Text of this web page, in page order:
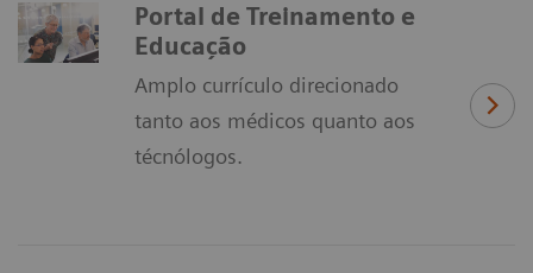
Portal de Treinamento e
Educação
Amplo currículo direcionado
tanto aos médicos quanto aos
técnólogos.